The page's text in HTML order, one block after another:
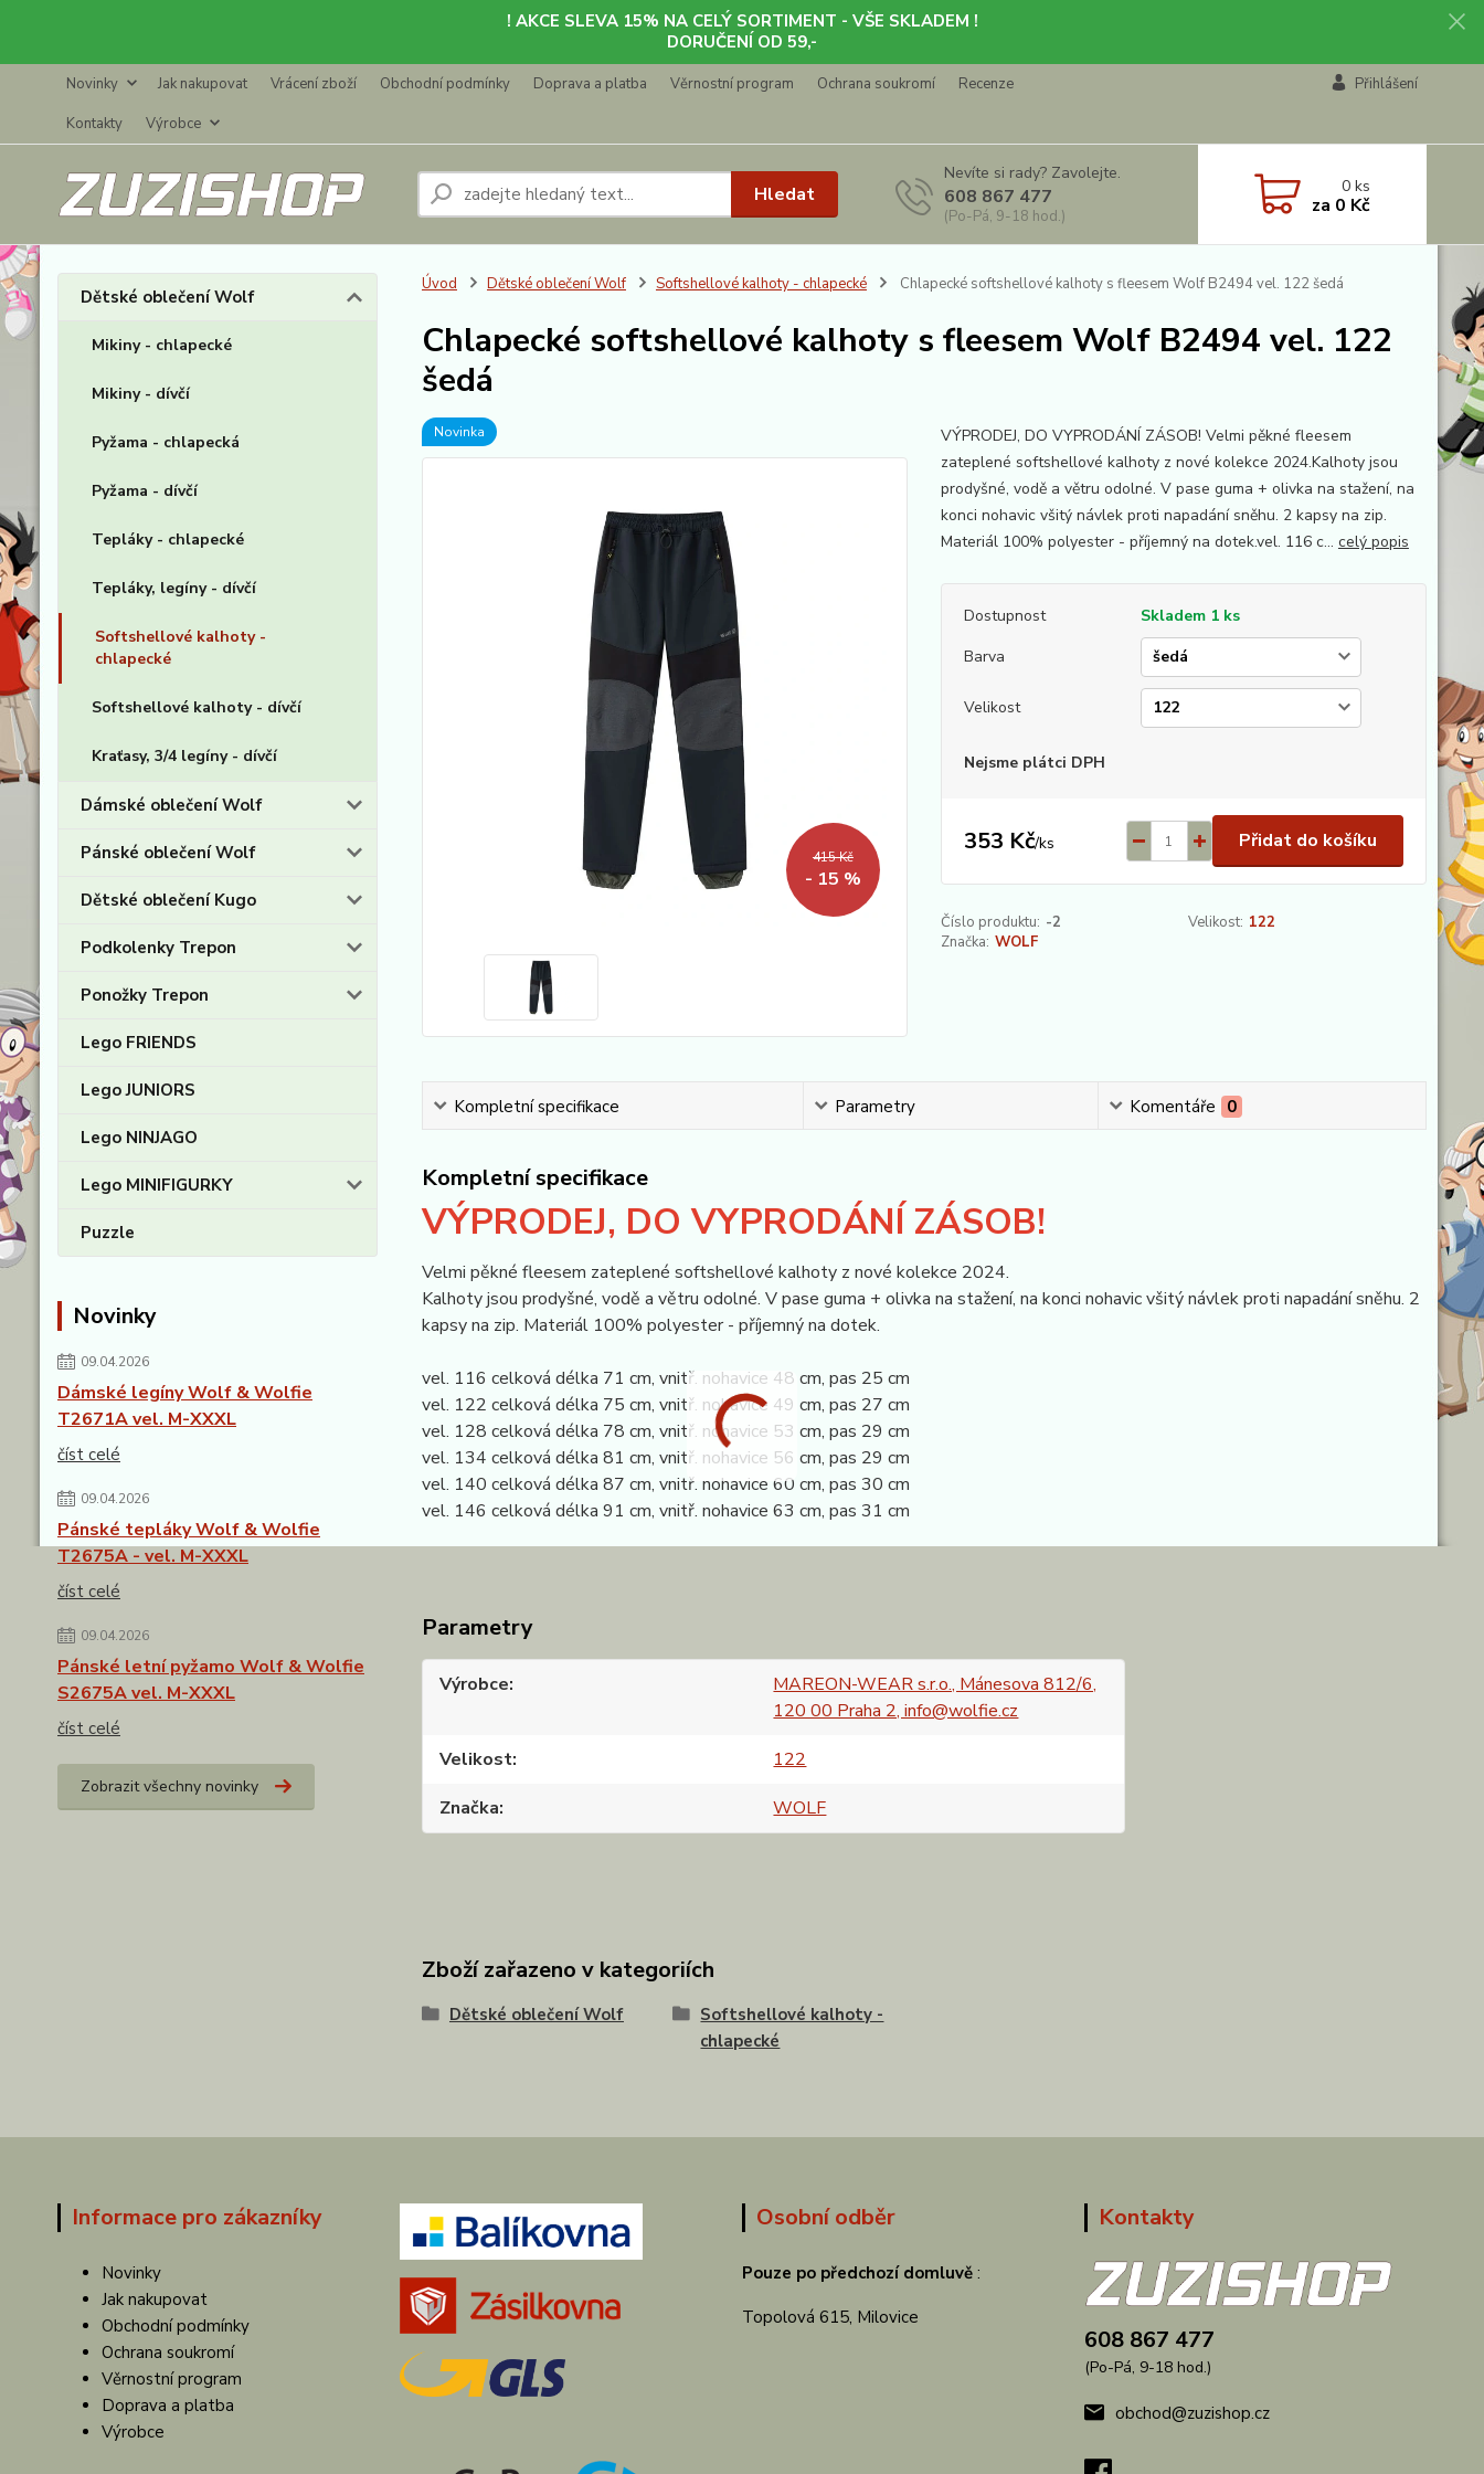
! AKCE SLEVA 15% NA CELÝ SORTIMENT - VŠE SKLADEM !
DORUČENÍ OD 59,-
Novinky Jak nakupovat Vrácení zboží Obchodní podmínky Doprava a platba Věrnostní program Ochrana soukromí
Recenze
Kontakty
Výrobce
Přihlášení
Hledat
Nevíte si rady? Zavolejte.
608 867 477
(Po-Pá, 9-18 hod.)
0ks
za 0 Kč
Dětské oblečení Wolf
Mikiny - chlapecké
Mikiny - dívčí
Pyžama - chlapecká
Pyžama - dívčí
Tepláky - chlapecké
Tepláky, legíny - dívčí
Softshellové kalhoty -
chlapecké
Softshellové kalhoty - dívčí
Kraťasy, 3/4 legíny - dívčí
Dámské oblečení Wolf
Pánské oblečení Wolf
Dětské oblečení Kugo
Podkolenky Trepon
Ponožky Trepon
Lego FRIENDS
Lego JUNIORS
Lego NINJAGO
Lego MINIFIGURKY
Puzzle
Novinky
09.04.2026
Dámské legíny Wolf & Wolfie
T2671A vel. M-XXXL
číst celé
09.04.2026
Pánské tepláky Wolf & Wolfie
T2675A - vel. M-XXXL
číst celé
09.04.2026
Pánské letní pyžamo Wolf & Wolfie
S2675A vel. M-XXXL
číst celé
Zobrazit všechny novinky
Úvod Dětské oblečení Wolf Softshellové kalhoty - chlapecké Chlapecké softshellové kalhoty s fleesem Wolf B2494 vel. 122 šedá
Chlapecké softshellové kalhoty s fleesem Wolf B2494 vel. 122
šedá
Novinka
415 Kč
- 15 %
VÝPRODEJ, DO VYPRODÁNÍ ZÁSOB! Velmi pěkné fleesem
zateplené softshellové kalhoty z nové kolekce 2024.Kalhoty jsou
prodyšné, vodě a větru odolné. V pase guma + olivka na stažení, na
konci nohavic všitý návlek proti napadání sněhu. 2 kapsy na zip.
Materiál 100% polyester - příjemný na dotek.vel. 116 c... celý popis
Dostupnost
Skladem 1 ks
Barva
Velikost
Nejsme plátci DPH
353 Kč/ks Přidat do košíku
Číslo produktu: -2 Velikost: 122
Značka: WOLF
Kompletní specifikace Parametry Komentáře 0
Kompletní specifikace
VÝPRODEJ, DO VYPRODÁNÍ ZÁSOB!
Velmi pěkné fleesem zateplené softshellové kalhoty z nové kolekce 2024.
Kalhoty jsou prodyšné, vodě a větru odolné. V pase guma + olivka na stažení, na konci nohavic všitý návlek proti napadání sněhu. 2
kapsy na zip. Materiál 100% polyester - příjemný na dotek.
vel. 116 celková délka 71 cm, vnitř. nohavice 48 cm, pas 25 cm
vel. 122 celková délka 75 cm, vnitř. nohavice 49 cm, pas 27 cm
vel. 128 celková délka 78 cm, vnitř. nohavice 53 cm, pas 29 cm
vel. 134 celková délka 81 cm, vnitř. nohavice 56 cm, pas 29 cm
vel. 140 celková délka 87 cm, vnitř. nohavice 60 cm, pas 30 cm
vel. 146 celková délka 91 cm, vnitř. nohavice 63 cm, pas 31 cm
Parametry
Výrobce
MAREON-WEAR s.r.o., Mánesova 812/6,
120 00 Praha 2, info@wolfie.cz
Velikost
122
Značka
WOLF
Zboží zařazeno v kategoriích
Dětské oblečení Wolf
Softshellové kalhoty -
chlapecké
Informace pro zákazníky
Novinky
Jak nakupovat
Obchodní podmínky
Ochrana soukromí
Věrnostní program
Doprava a platba
Výrobce
Osobní odběr
Pouze po předchozí domluvě :
Topolová 615, Milovice
Kontakty
608 867 477
(Po-Pá, 9-18 hod.)
obchod@zuzishop.cz